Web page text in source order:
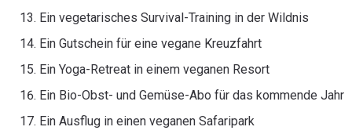
Ein vegetarisches Survival-Training in der Wildnis
Ein Gutschein für eine vegane Kreuzfahrt
Ein Yoga-Retreat in einem veganen Resort
Ein Bio-Obst- und Gemüse-Abo für das kommende Jahr
Ein Ausflug in einen veganen Safaripark